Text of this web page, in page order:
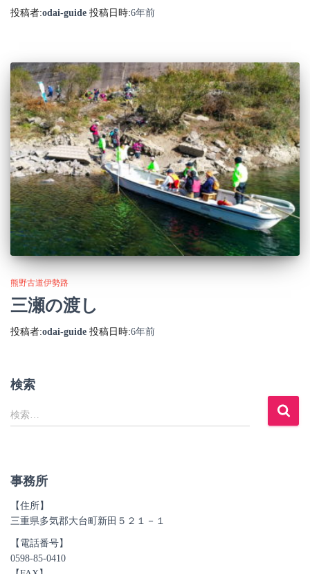
投稿者:odai-guide 投稿日時:6年前
熊野古道伊勢路
三瀬の渡し
投稿者:odai-guide 投稿日時:6年前
検索
検
索
検索…
事務所
【住所】
三重県多気郡大台町新田５２１－１
【電話番号】
0598-85-0410